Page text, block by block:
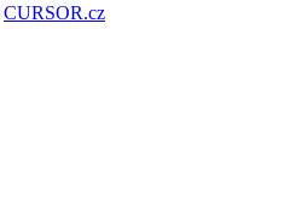
CURSOR.cz